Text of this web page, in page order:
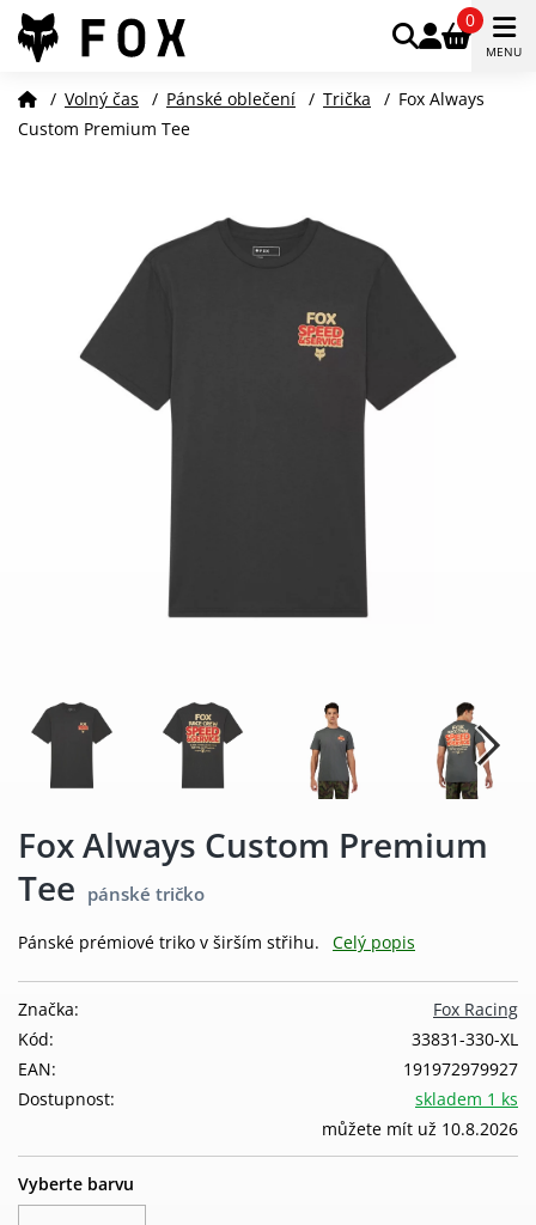
0
MENU
/ Volný čas / Pánské oblečení / Trička / Fox Always
Custom Premium Tee
Fox Always Custom Premium
Tee pánské tričko
Pánské prémiové triko v širším střihu. Celý popis
Fox Racing
Značka:
33831-330-XL
Kód:
191972979927
EAN:
skladem 1 ks
můžete mít už 10.8.2026
Dostupnost:
Vyberte barvu